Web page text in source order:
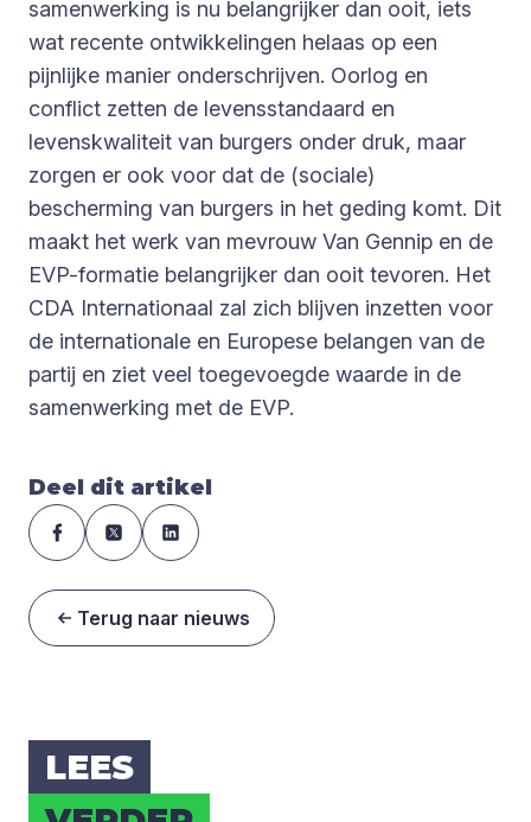
samenwerking is nu belangrijker dan ooit, iets
wat recente ontwikkelingen helaas op een
pijnlijke manier onderschrijven. Oorlog en
conflict zetten de levensstandaard en
levenskwaliteit van burgers onder druk, maar
zorgen er ook voor dat de (sociale)
bescherming van burgers in het geding komt. Dit
maakt het werk van mevrouw Van Gennip en de
EVP-formatie belangrijker dan ooit tevoren. Het
CDA Internationaal zal zich blijven inzetten voor
de internationale en Europese belangen van de
partij en ziet veel toegevoegde waarde in de
samenwerking met de EVP.
Deel dit artikel
Terug naar nieuws
LEES